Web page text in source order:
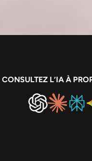
CONSULTEZ L’IA À